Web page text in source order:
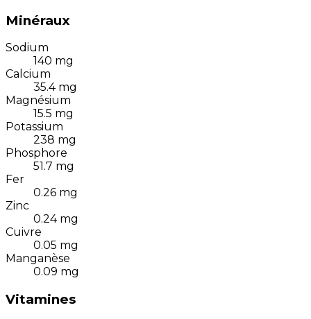
Minéraux
Sodium
140 mg
Calcium
35.4 mg
Magnésium
15.5 mg
Potassium
238 mg
Phosphore
51.7 mg
Fer
0.26 mg
Zinc
0.24 mg
Cuivre
0.05 mg
Manganèse
0.09 mg
Vitamines